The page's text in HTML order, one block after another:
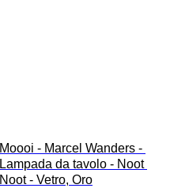
Moooi - Marcel Wanders -
Lampada da tavolo - Noot
Noot - Vetro, Oro